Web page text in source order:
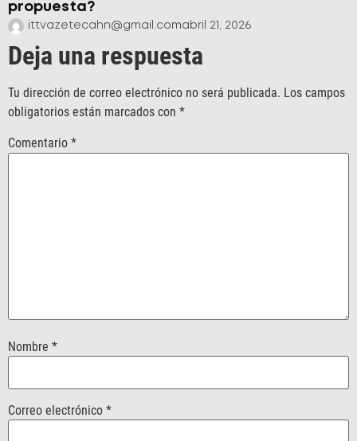
propuesta?
ittvazetecahn@gmail.comabril 21, 2026
Deja una respuesta
Tu dirección de correo electrónico no será publicada. Los campos
obligatorios están marcados con *
Comentario *
Nombre *
Correo electrónico *